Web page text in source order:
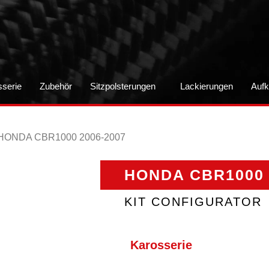
Zubehör Sitzpolsterungen Lackierungen
CBR1000 2006-2007
HONDA
KIT CONFIGURATOR
Karosserie